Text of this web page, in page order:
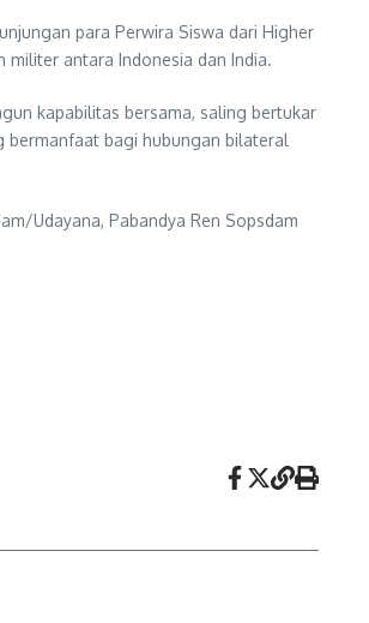
para Perwira Siswa dari Higher
militer antara Indonesia dan India.
kapabilitas bersama, saling bertukar
bermanfaat bagi hubungan bilateral
Udayana, Pabandya Ren Sopsdam